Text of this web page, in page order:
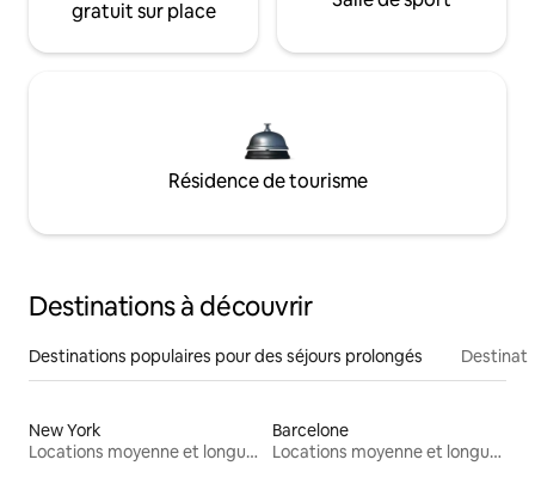
gratuit sur place
Résidence de tourisme
Destinations à découvrir
Destinations populaires pour des séjours prolongés
New York
Locations moyenne et longue durée
Barcelone
Locations moyenne et longue durée